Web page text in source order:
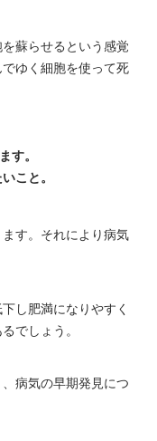
蘇らせるという感覚
ゆく細胞を使って死
す。
こと。
す。それにより病気
し肥満になりやすく
でしょう。
病気の早期発見につ